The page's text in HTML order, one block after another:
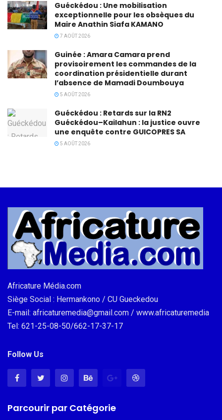
Guéckédou : Une mobilisation
exceptionnelle pour les obsèques du
Maire Anathin Siafa KAMANO
7 AOÛT 2026
Guinée : Amara Camara prend
provisoirement les commandes de la
coordination présidentielle durant
l’absence de Mamadi Doumbouya
5 AOÛT 2026
Guéckédou : Retards sur la RN2
Guéckédou–Kailahun : la justice ouvre
une enquête contre GUICOPRES SA
5 AOÛT 2026
Africature Média.com
Siège Social : Hermankono / CU Gueckedou
E-mail: africaturemedia@gmail.com / www.africaturemedia
Tel: 621-25-08-50/662-17-37-17
Follow Us
Parcourir par Catégorie